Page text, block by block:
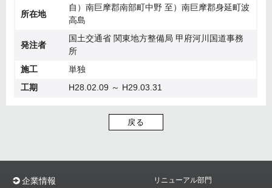
所在地
自）南巨摩郡南部町中野 至）南巨摩郡身延町波
高島
発注者
国土交通省 関東地方整備局 甲府河川国道事務
所
施工
単独
工期
H28.02.09 ～ H29.03.31
戻る
企業情報
リニューアル部門